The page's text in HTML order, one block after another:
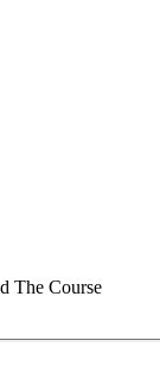
The Course